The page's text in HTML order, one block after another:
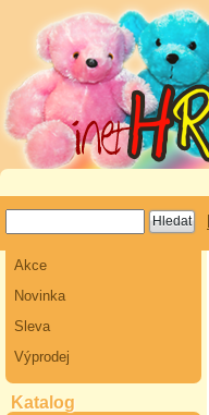
Akce
Novinka
Sleva
Výprodej
Katalog